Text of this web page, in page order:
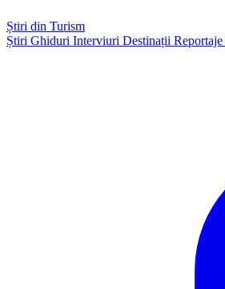
Știri din Turism
Știri Ghiduri Interviuri Destinații Reportaje